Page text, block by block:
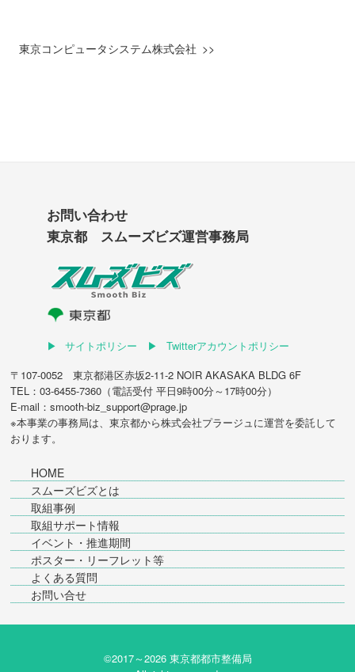
東京コンピュータシステム株式会社
お問い合わせ
東京都 スムーズビズ運営事務局
サイトポリシー
Twitterアカウントポリシー
〒107-0052 東京都港区赤坂2-11-2 NOIR AKASAKA BLDG 6F
TEL：03-6455-7360（電話受付 平日9時00分～17時00分）
E-mail：smooth-biz_support@prage.jp
※本事業の事務局は、東京都から株式会社プラージュに運営を委託して
おります。
HOME
スムーズビズとは
取組事例
取組サポート情報
イベント・推進期間
ポスター・リーフレット等
よくある質問
お問い合せ
©2017～2026 東京都都市整備局